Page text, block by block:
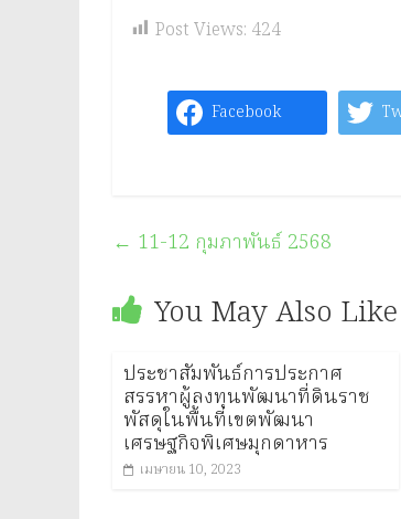
Post Views: 424
Facebook
← 11-12 กุมภาพันธ์ 2568
You May Also Like
ประชาสัมพันธ์การประกาศ
สรรหาผู้ลงทุนพัฒนาที่ดินราช
พัสดุในพื้นที่เขตพัฒนา
เศรษฐกิจพิเศษมุกดาหาร
เมษายน 10, 2023